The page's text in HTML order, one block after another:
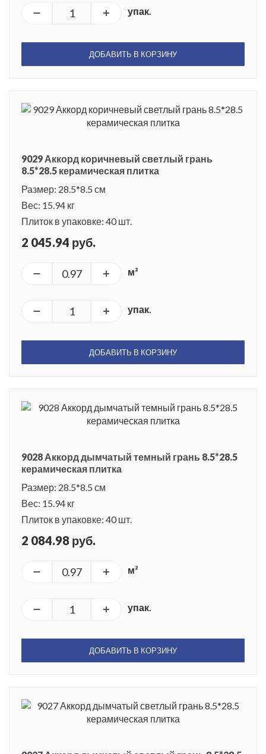
упак.
ДОБАВИТЬ В КОРЗИНУ
9029 Аккорд коричневый светлый грань
8.5*28.5 керамическая плитка
Размер: 28.5*8.5 см
Вес: 15.94 кг
Плиток в упаковке: 40 шт.
2 045.94 руб.
м²
упак.
ДОБАВИТЬ В КОРЗИНУ
9028 Аккорд дымчатый темный грань 8.5*28.5
керамическая плитка
Размер: 28.5*8.5 см
Вес: 15.94 кг
Плиток в упаковке: 40 шт.
2 084.98 руб.
м²
упак.
ДОБАВИТЬ В КОРЗИНУ